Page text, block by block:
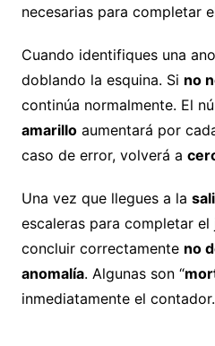
necesarias para completar
Cuando identifiques una
doblando la esquina. Si no
continúa normalmente. El
amarilloaumentará por
caso de error, volverá a
Una vez que llegues a la
escaleras para completar el
concluir correctamente no
anomalía. Algunas son “
inmediatamente el contador.